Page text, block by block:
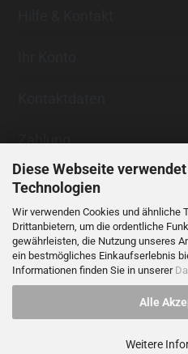
Diese Webseite
Technologien
Wir verwenden Cookies und ähnliche
Drittanbietern, um die ordentliche
gewährleisten, die Nutzung unseres
ein bestmögliches Einkaufserlebnis
Informationen finden Sie in unserer
Alle
Weitere
Zahlung
Vertrag